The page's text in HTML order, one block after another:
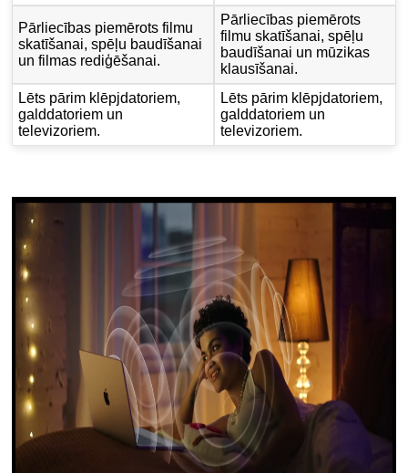
Pārliecības piemērots filmu
skatīšanai, spēļu baudīšanai
un filmas rediģēšanai.
Pārliecības piemērots
filmu skatīšanai, spēļu
baudīšanai un mūzikas
klausīšanai.
Lēts pārim klēpjdatoriem,
galddatoriem un
televizoriem.
Lēts pārim klēpjdatoriem,
galddatoriem un
televizoriem.